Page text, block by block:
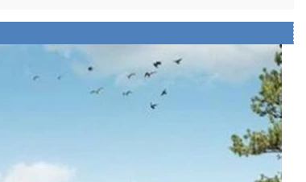
Shandong Quality Integrated House Co., Ltd.
ahora ofrece a la venta una pequeña casa
prefabricada moderna que presenta un diseño
limpio y contemporáneo y una estructura de
acero duradera, que sirve como una práctica